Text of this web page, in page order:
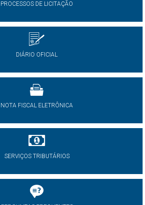
PROCESSOS DE LICITAÇÃO
DIÁRIO OFICIAL
NOTA FISCAL ELETRÔNICA
SERVIÇOS TRIBUTÁRIOS